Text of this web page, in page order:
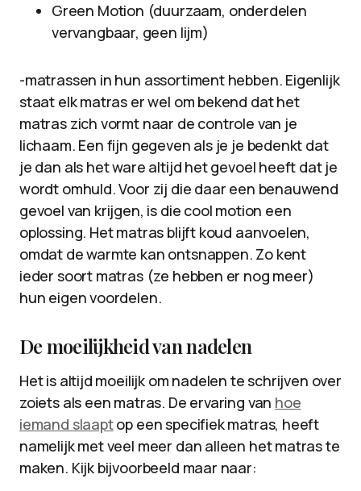
Green Motion (duurzaam, onderdelen
vervangbaar, geen lijm)
-matrassen in hun assortiment hebben. Eigenlijk
staat elk matras er wel om bekend dat het
matras zich vormt naar de controle van je
lichaam. Een fijn gegeven als je je bedenkt dat
je dan als het ware altijd het gevoel heeft dat je
wordt omhuld. Voor zij die daar een benauwend
gevoel van krijgen, is die cool motion een
oplossing. Het matras blijft koud aanvoelen,
omdat de warmte kan ontsnappen. Zo kent
ieder soort matras (ze hebben er nog meer)
hun eigen voordelen.
De moeilijkheid van nadelen
Het is altijd moeilijk om nadelen te schrijven over
zoiets als een matras. De ervaring van hoe
iemand slaaptop een specifiek matras, heeft
namelijk met veel meer dan alleen het matras te
maken. Kijk bijvoorbeeld maar naar: